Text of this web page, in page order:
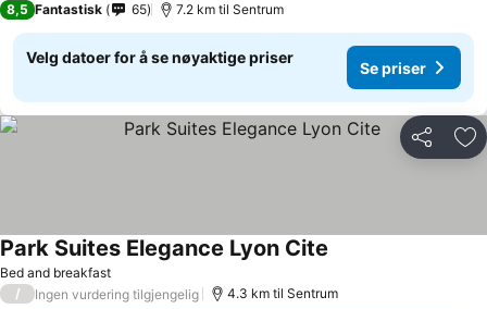
8,5 Fantastisk 65 7.2 km til Sentrum
Velg datoer for å se nøyaktige priser
Se priser
Del
Bed and breakfast
Park Suites Elegance Lyon Cite
/ Ingen vurdering tilgjengelig 4.3 km til Sentrum